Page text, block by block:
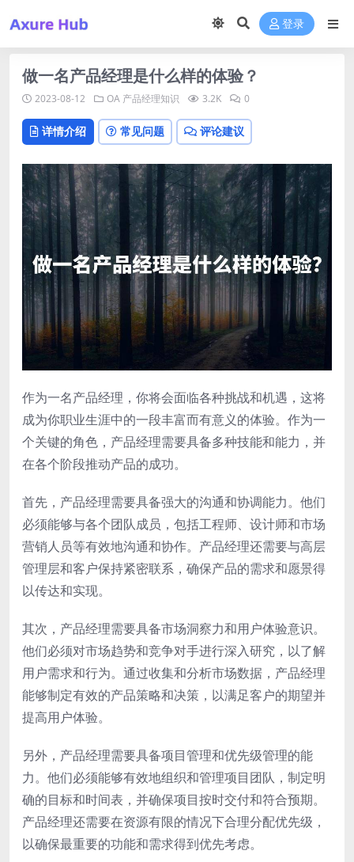
登录
做一名产品经理是什么样的体验？
2023-08-12 OA 产品经理知识 3.2K 0
详情介绍 常见问题 评论建议
作为一名产品经理，你将会面临各种挑战和机遇，这将
成为你职业生涯中的一段丰富而有意义的体验。作为一
个关键的角色，产品经理需要具备多种技能和能力，并
在各个阶段推动产品的成功。
首先，产品经理需要具备强大的沟通和协调能力。他们
必须能够与各个团队成员，包括工程师、设计师和市场
营销人员等有效地沟通和协作。产品经理还需要与高层
管理层和客户保持紧密联系，确保产品的需求和愿景得
以传达和实现。
其次，产品经理需要具备市场洞察力和用户体验意识。
他们必须对市场趋势和竞争对手进行深入研究，以了解
用户需求和行为。通过收集和分析市场数据，产品经理
能够制定有效的产品策略和决策，以满足客户的期望并
提高用户体验。
另外，产品经理需要具备项目管理和优先级管理的能
力。他们必须能够有效地组织和管理项目团队，制定明
确的目标和时间表，并确保项目按时交付和符合预期。
产品经理还需要在资源有限的情况下合理分配优先级，
以确保最重要的功能和需求得到优先考虑。